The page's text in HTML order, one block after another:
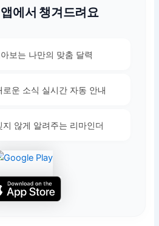
에서 챙겨드려요
보는 나만의 맞춤 달력
로운 소식 실시간 자동 안내
지 않게 알려주는 리마인더